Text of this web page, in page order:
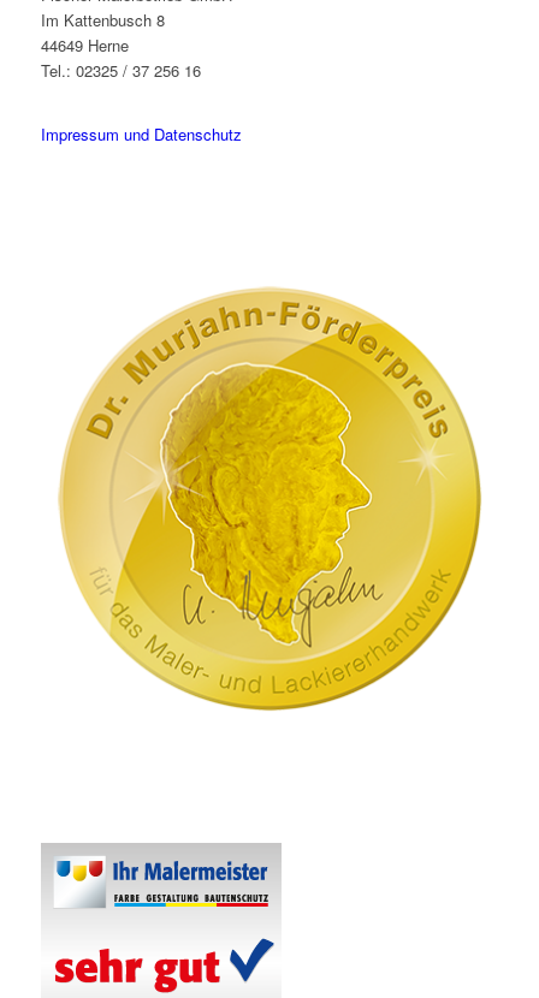
Im Kattenbusch 8
44649 Herne
Tel.: 02325 / 37 256 16
Impressum und Datenschutz